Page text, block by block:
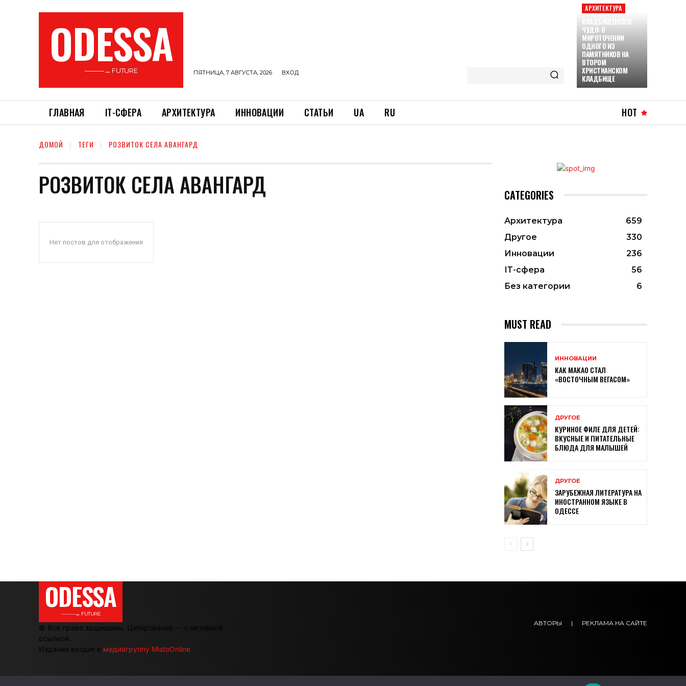
ODESSA
———→ FUTURE ПЯТНИЦА, 7 АВГУСТА, 2026 ВХОД
АРХИТЕКТУРА
КЛАДБИЩЕНСКОЕ
ЧУДО: О
МИРОТОЧЕНИИ
ОДНОГО ИЗ
ПАМЯТНИКОВ НА
ВТОРОМ
ХРИСТИАНСКОМ
КЛАДБИЩЕ
ГЛАВНАЯ ІТ-СФЕРА АРХИТЕКТУРА ИННОВАЦИИ СТАТЬИ UA RU HOT
ДОМОЙ ТЕГИ РОЗВИТОК СЕЛА АВАНГАРД
РОЗВИТОК СЕЛА АВАНГАРД
Нет постов для отображения
CATEGORIES
Архитектура
659
Другое
330
Инновации
236
ІТ-сфера
56
Без категории
6
MUST READ
ИННОВАЦИИ
КАК МАКАО СТАЛ
«ВОСТОЧНЫМ ВЕГАСОМ»
ДРУГОЕ
КУРИНОЕ ФИЛЕ ДЛЯ ДЕТЕЙ:
ВКУСНЫЕ И ПИТАТЕЛЬНЫЕ
БЛЮДА ДЛЯ МАЛЫШЕЙ
ДРУГОЕ
ЗАРУБЕЖНАЯ ЛИТЕРАТУРА НА
ИНОСТРАННОМ ЯЗЫКЕ В
ОДЕССЕ
ODESSA
———→ FUTURE
© Все права защищены. Цитирование — с активной
ссылкой.
Издание входит в медиагруппу MistoOnline
АВТОРЫ | РЕКЛАМА НА САЙТЕ